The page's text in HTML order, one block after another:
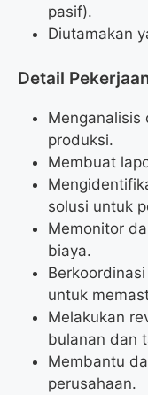
pasif).
Diutamakan
Detail
Menganalisis
produksi.
Membuat
solusi untuk
Memonitor
biaya.
untuk
Melakukan
bulanan dan
Membantu
perusahaan.